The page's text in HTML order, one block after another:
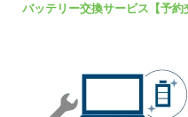
バッテリー交換サービス【予約